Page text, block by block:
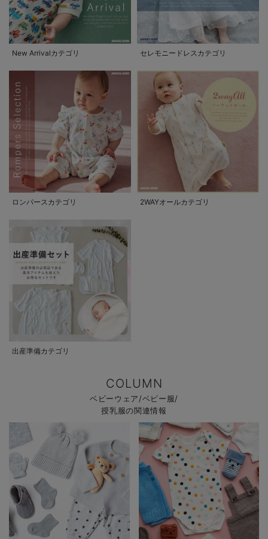
New Arrivalカテゴリ セレモニードレスカテゴリ
ロンパースカテゴリ 2WAYオールカテゴリ
出産準備カテゴリ
COLUMN
ベビーウェア/ベビー服/
授乳服の関連情報